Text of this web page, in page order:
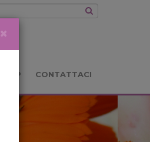
CONTATTACI
×